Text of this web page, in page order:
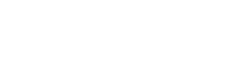
ou l'adoption de l'enfant. Pour pouvoir bénéficier de
: